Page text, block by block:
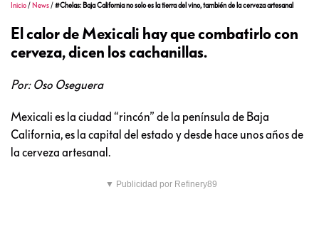
Inicio / News /#Chelas: Baja California no solo es la tierra del vino, también de la cerveza artesanal
El calor de Mexicali hay que combatirlo con
cerveza, dicen los cachanillas.
Por: Oso Oseguera
Mexicali es la ciudad “rincón” de la península de Baja
California, es la capital del estado y desde hace unos años de
la cerveza artesanal.
▼ Publicidad por Refinery89